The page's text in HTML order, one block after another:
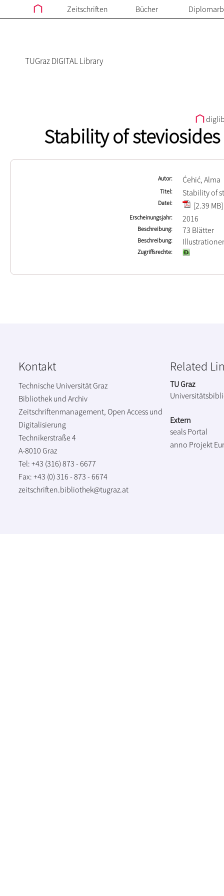
Zeitschriften Bücher
TUGraz DIGITAL Library
Stability of
Autor Ćehić, Alma
Titel Stability of
Datei [2.39 MB]
Erscheinungsjahr 2016
Beschreibung 73 Blätter
Beschreibung
Zugriffsrechte
Kontakt
Technische Universität Graz
Bibliothek und Archiv
Zeitschriftenmanagement, Open Access und
Digitalisierung
Technikerstraße 4
A-8010 Graz
Tel: +43 (316) 873 - 6677
Fax: +43 (0) 316 - 873 - 6674
zeitschriften.bibliothek@tugraz.at
Related
TU Graz
Extern
seals Portal
anno Projekt